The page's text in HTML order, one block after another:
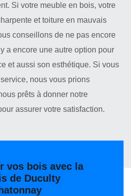
Si votre meuble en bois, votre
et toiture en mauvais
conseillons de ne pas encore
a encore une autre option pour
et aussi son esthétique. Si vous
nous vous prions
prêts à donner notre
assurer votre satisfaction.
vos bois avec la
de Duculty